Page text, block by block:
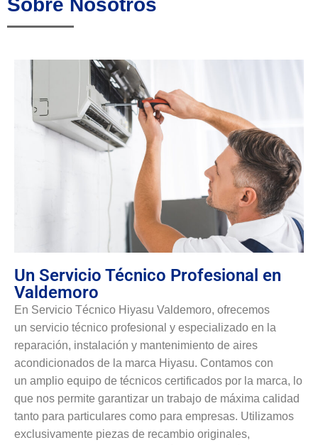
Sobre Nosotros
Un Servicio Técnico Profesional en
Valdemoro
En Servicio Técnico Hiyasu Valdemoro, ofrecemos
un servicio técnico profesional y especializado en la
reparación, instalación y mantenimiento de aires
acondicionados de la marca Hiyasu. Contamos con
un amplio equipo de técnicos certificados por la marca, lo
que nos permite garantizar un trabajo de máxima calidad
tanto para particulares como para empresas. Utilizamos
exclusivamente piezas de recambio originales,